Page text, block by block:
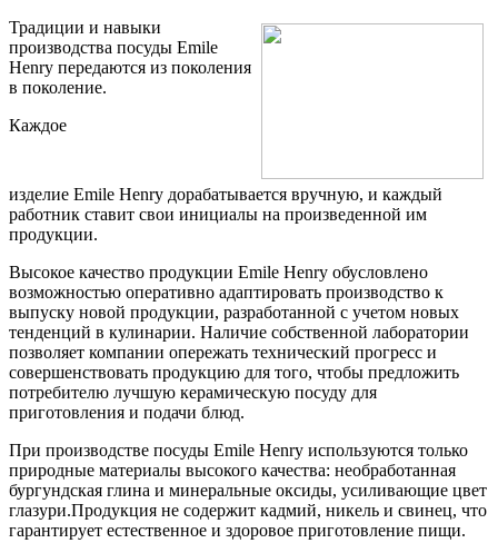
Традиции и навыки
производства посуды Emile
Henry передаются из поколения
в поколение.
Каждое
изделие Emile Henry дорабатывается вручную, и каждый
работник ставит свои инициалы на произведенной им
продукции.
Высокое качество продукции Emile Henry обусловлено
возможностью оперативно адаптировать производство к
выпуску новой продукции, разработанной с учетом новых
тенденций в кулинарии. Наличие собственной лаборатории
позволяет компании опережать технический прогресс и
совершенствовать продукцию для того, чтобы предложить
потребителю лучшую керамическую посуду для
приготовления и подачи блюд.
При производстве посуды Emile Henry используются только
природные материалы высокого качества: необработанная
бургундская глина и минеральные оксиды, усиливающие цвет
глазури.Продукция не содержит кадмий, никель и свинец, что
гарантирует естественное и здоровое приготовление пищи.